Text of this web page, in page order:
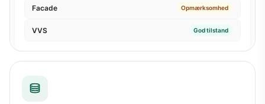
Facade Opmærksomhed
VVS God tilstand